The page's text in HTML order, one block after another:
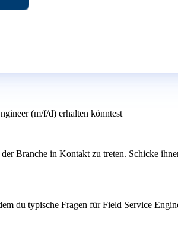
(m/f/d) erhalten könntest
Branche in Kontakt zu treten. Schicke
du typische Fragen für Field Service